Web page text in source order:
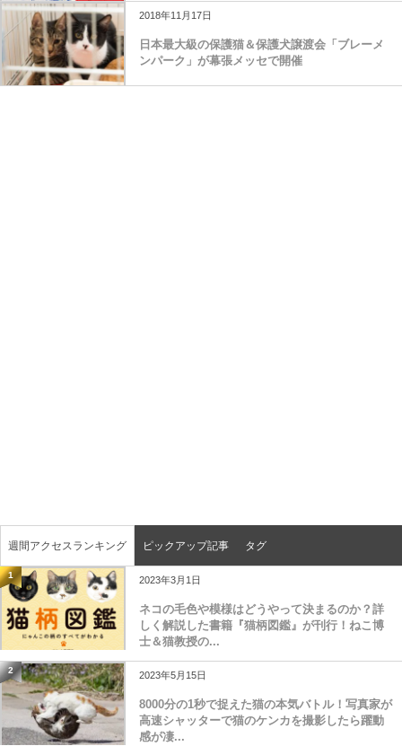
2018年11月17日
日本最大級の保護猫＆保護犬譲渡会「ブレーメ
ンパーク」が幕張メッセで開催
週間アクセスランキング ピックアップ記事 タグ
1 2023年3月1日
ネコの毛色や模様はどうやって決まるのか？詳
しく解説した書籍『猫柄図鑑』が刊行！ねこ博
士＆猫教授の...
2 2023年5月15日
8000分の1秒で捉えた猫の本気バトル！写真家が
高速シャッターで猫のケンカを撮影したら躍動
感が凄...